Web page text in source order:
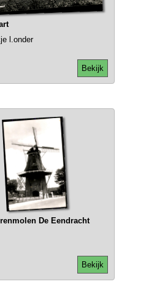
l.onder
Bekijk
De Eendracht
Bekijk